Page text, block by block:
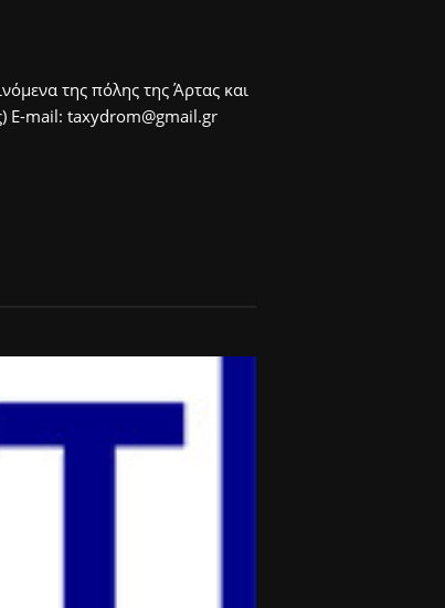
της πόλης της Άρτας και
E-mail: taxydrom@gmail.gr